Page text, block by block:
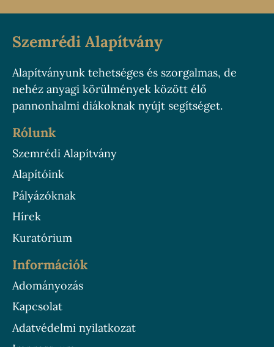
Szemrédi Alapítvány
Alapítványunk tehetséges és szorgalmas, de
nehéz anyagi körülmények között élő
pannonhalmi diákoknak nyújt segítséget.
Rólunk
Szemrédi Alapítvány
Alapítóink
Pályázóknak
Hírek
Kuratórium
Információk
Adományozás
Kapcsolat
Adatvédelmi nyilatkozat